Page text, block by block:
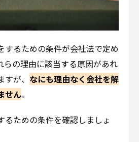
するための条件が会社法で定め
らの理由に該当する原因があれ
が、 なにも理由なく会社を解
せん。
るための条件を確認しましょ